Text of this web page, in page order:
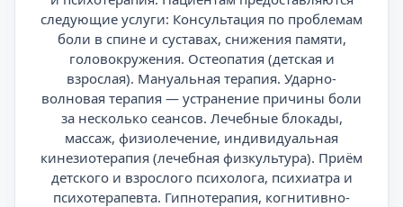
следующие услуги: Консультация по проблемам
боли в спине и суставах, снижения памяти,
головокружения. Остеопатия (детская и
взрослая). Мануальная терапия. Ударно-
волновая терапия — устранение причины боли
за несколько сеансов. Лечебные блокады,
массаж, физиолечение, индивидуальная
кинезиотерапия (лечебная физкультура). Приём
детского и взрослого психолога, психиатра и
психотерапевта. Гипнотерапия, когнитивно-